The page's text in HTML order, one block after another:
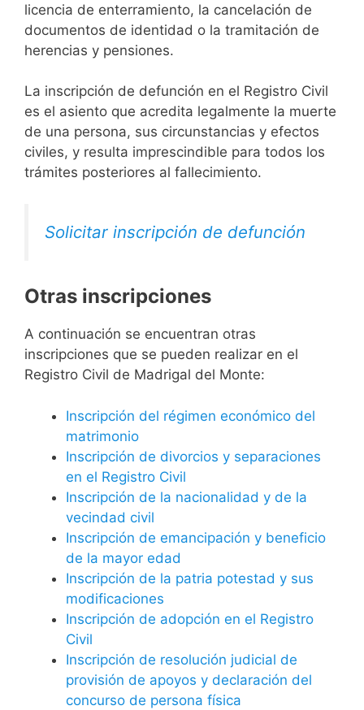
licencia de enterramiento, la cancelación de
documentos de identidad o la tramitación de
herencias y pensiones.
La inscripción de defunción en el Registro Civil
es el asiento que acredita legalmente la muerte
de una persona, sus circunstancias y efectos
civiles, y resulta imprescindible para todos los
trámites posteriores al fallecimiento.
Solicitar inscripción de defunción
Otras inscripciones
A continuación se encuentran otras
inscripciones que se pueden realizar en el
Registro Civil de Madrigal del Monte:
Inscripción del régimen económico del
matrimonio
Inscripción de divorcios y separaciones
en el Registro Civil
Inscripción de la nacionalidad y de la
vecindad civil
Inscripción de emancipación y beneficio
de la mayor edad
Inscripción de la patria potestad y sus
modificaciones
Inscripción de adopción en el Registro
Civil
Inscripción de resolución judicial de
provisión de apoyos y declaración del
concurso de persona física